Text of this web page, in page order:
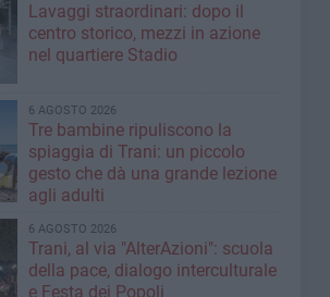
Lavaggi straordinari: dopo il
centro storico, mezzi in azione
nel quartiere Stadio
6 AGOSTO 2026
Tre bambine ripuliscono la
spiaggia di Trani: un piccolo
gesto che dà una grande lezione
agli adulti
6 AGOSTO 2026
Trani, al via "AlterAzioni": scuola
della pace, dialogo interculturale
e Festa dei Popoli